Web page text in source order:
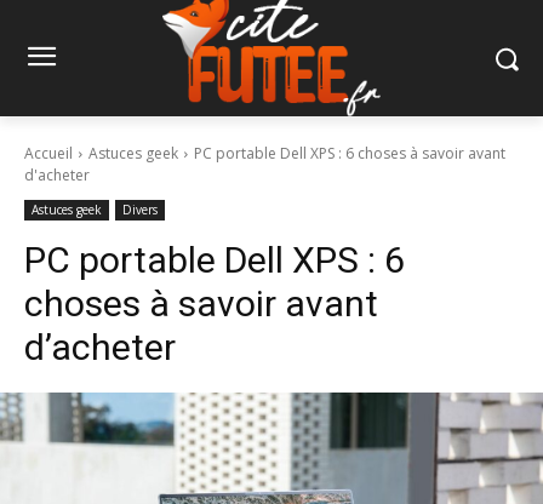
Accueil Astuces geek
PC portable Dell XPS : 6 choses à savoir avant
d'acheter
Astuces geek Divers
PC portable Dell XPS : 6
choses à savoir avant
d’acheter